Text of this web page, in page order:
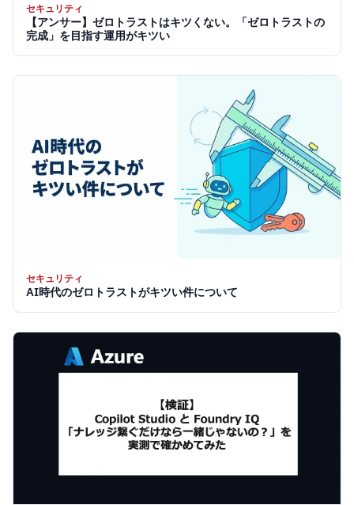
セキュリティ
【アンサー】ゼロトラストはキツくない。「ゼロトラストの
完成」を目指す運用がキツい
セキュリティ
AI時代のゼロトラストがキツい件について